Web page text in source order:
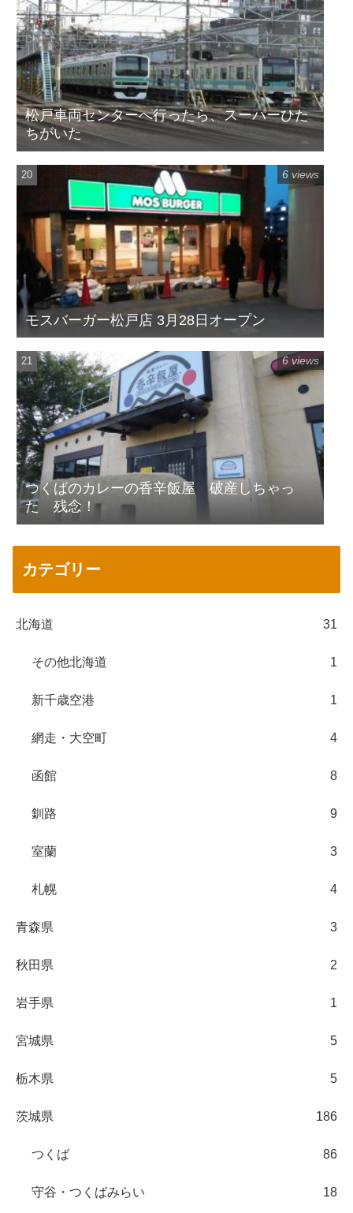
松戸車両センターへ行ったら、スーパーひた
ちがいた
モスバーガー松戸店 3月28日オープン
6 views
つくばのカレーの香辛飯屋 破産しちゃっ
た 残念！
6 views
カテゴリー
北海道 31
その他北海道 1
新千歳空港 1
網走・大空町 4
函館 8
釧路 9
室蘭 3
札幌 4
青森県 3
秋田県 2
岩手県 1
宮城県 5
栃木県 5
茨城県 186
つくば 86
守谷・つくばみらい 18